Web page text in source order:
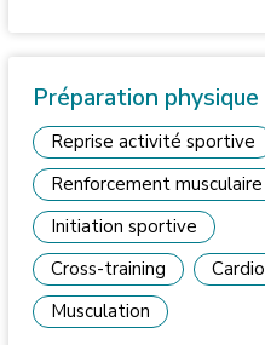
Préparation physique
Reprise activité sportive
Renforcement musculaire
Initiation sportive
Cross-training
Cardio
Musculation